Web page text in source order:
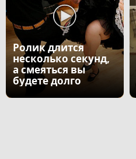
Ролик длится
несколько секунд,
а смеяться вы
будете долго